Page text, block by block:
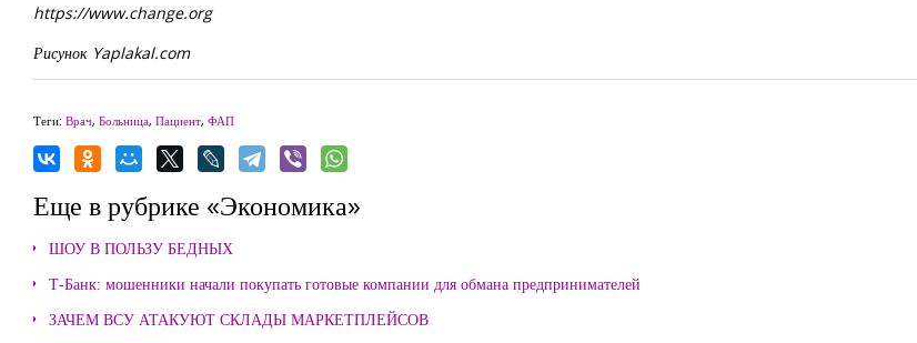
https://www.change.org
Рисунок Yaplakal.com
Теги: Врач, Больница, Пациент, ФАП
Еще в рубрике «Экономика»
ШОУ В ПОЛЬЗУ БЕДНЫХ
Т-Банк: мошенники начали покупать готовые компании для обмана предпринимателей
ЗАЧЕМ ВСУ АТАКУЮТ СКЛАДЫ МАРКЕТПЛЕЙСОВ